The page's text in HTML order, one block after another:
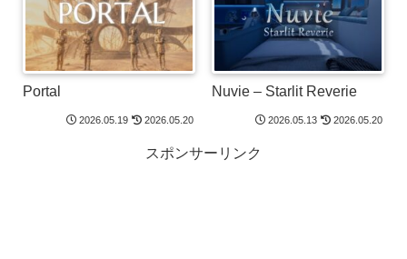
Portal
2026.05.19 2026.05.20
Nuvie – Starlit Reverie
2026.05.13 2026.05.20
スポンサーリンク